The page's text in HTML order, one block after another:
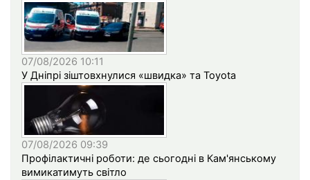
07/08/2026 10:11
У Дніпрі зіштовхнулися «швидка» та Toyota
07/08/2026 09:39
Профілактичні роботи: де сьогодні в Кам'янському
вимикатимуть світло